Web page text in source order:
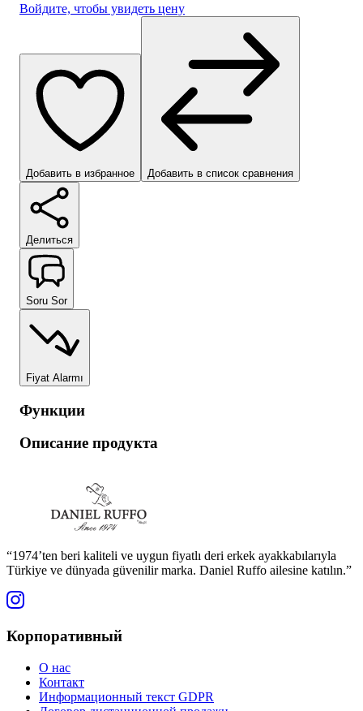
Войдите, чтобы увидеть цену
Добавить в избранное Добавить в список сравнения
Делиться
Soru Sor
Fiyat Alarmı
Функции
Описание продукта
“1974’ten beri kaliteli ve uygun fiyatlı deri erkek ayakkabılarıyla
Türkiye ve dünyada güvenilir marka. Daniel Ruffo ailesine katılın.”
Корпоративный
О нас
Контакт
Информационный текст GDPR